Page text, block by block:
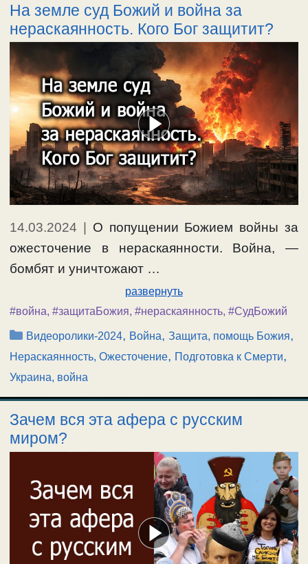
На земле суд Божий и война за
нераскаянность. Кого Бог защитит?
14.03.2024
О попущении Божием войны за
ожесточение в нераскаянности. Война, —
бомбят и уничтожают …
развернуть
#война, #защитаБожия, #нераскаянность, #СудБожий
Рубрики
Видеоролики-2024, Война,Защита, помощь Божия,
Нераскаянность, Ожесточение, Подготовка к Смерти,
Украина, война
Зачем вся эта афера с русским
миром?